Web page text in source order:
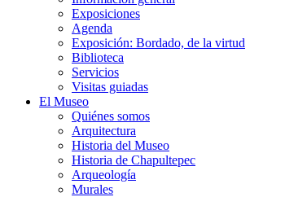
Exposiciones
Agenda
Exposición: Bordado, de la virtud
Biblioteca
Servicios
Visitas guiadas
El Museo
Quiénes somos
Arquitectura
Historia del Museo
Historia de Chapultepec
Arqueología
Murales